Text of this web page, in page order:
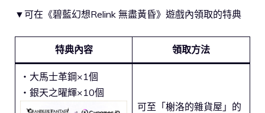
▼可在《碧藍幻想Relink 無盡黃昏》遊戲內領取的特典
特典內容 領取方法
・大馬士革鋼×1個
・銀天之曜輝×10個
可至「榭洛的雜貨屋」的